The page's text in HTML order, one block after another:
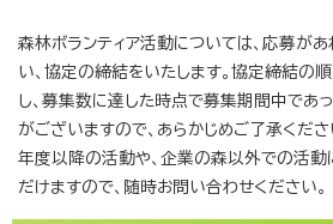
森林ボランティア活動については、応募が
い、協定の締結をいたします。協定締結の
し、募集数に達した時点で募集期間中であ
がございますので、あらかじめご了承くだ
年度以降の活動や、企業の森以外での活動
だけますので、随時お問い合わせください。